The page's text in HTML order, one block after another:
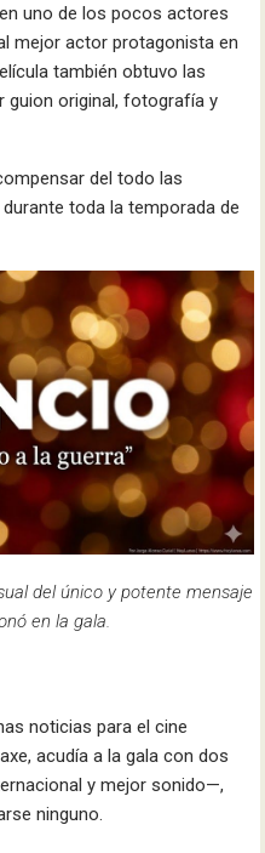
uno de los pocos actores
mejor actor protagonista en
también obtuvo las
guion original, fotografía y
del todo las
toda la temporada de
del único y potente mensaje
en la gala.
noticias para el cine
acudía a la gala con dos
y mejor sonido—,
ninguno.